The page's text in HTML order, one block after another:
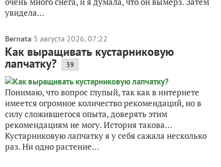
увидела...
Bernata 5 августа 2026, 07:22
Как выращивать кустарниковую
лапчатку? 39
Понимаю, что вопрос глупый, так как в интернете
имеется огромное количество рекомендаций, но в
силу сложившегося опыта, доверять этим
рекомендациям не могу. История такова…
Кустарниковую лапчатку я у себя сажала несколько
раз. Ни одно растение...